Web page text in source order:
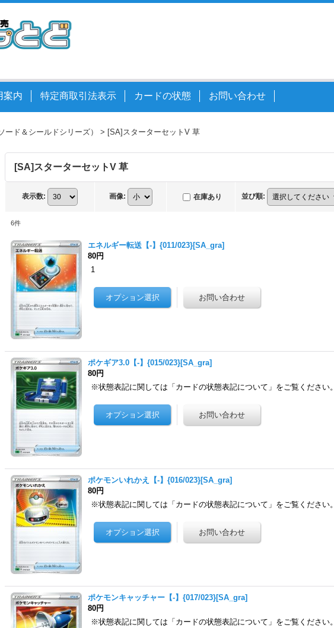
案内 特定商取引法表示 カードの状態 お問い合わせ
ド＆シールドシリーズ） > [SA]スターターセットV 草
[SA]スターターセットV 草
表示数: 画像: 在庫あり 並び順:
6件
エネルギー転送【-】{011/023}[SA_gra]
80円
1
ポケギア3.0【-】{015/023}[SA_gra]
80円
※状態表記に関しては「カードの状態表記について」をご覧ください。
ポケモンいれかえ【-】{016/023}[SA_gra]
80円
※状態表記に関しては「カードの状態表記について」をご覧ください。
ポケモンキャッチャー【-】{017/023}[SA_gra]
80円
※状態表記に関しては「カードの状態表記について」をご覧ください。